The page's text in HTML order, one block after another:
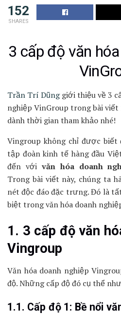
152
SHARES
3 cấp độ văn
Trần Trí Dũnggiới thiệu về 3
nghiệp VinGroup trong bài viết
dành thời gian tham khảo nhé!
Vingroup không chỉ được
tập đoàn kinh tế hàng đầu
đến với văn hóa doanh
Trong bài viết này, chúng ta
nét độc đáo đặc trưng. Đó là
biệt trong văn hóa doanh
1. 3 cấp độ văn
Vingroup
Văn hóa doanh nghiệp
độ. Những cấp độ đó cụ thể
1.1. Cấp độ 1: Bề nổi